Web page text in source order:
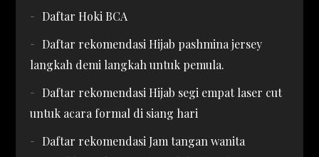
Daftar Hoki BCA
Daftar rekomendasi Hijab pashmina jersey
langkah demi langkah untuk pemula.
Daftar rekomendasi Hijab segi empat laser cut
untuk acara formal di siang hari
Daftar rekomendasi Jam tangan wanita